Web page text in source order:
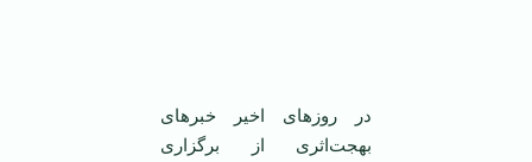
در روزهای اخیر خبرهای
بهجت‌اثری از برگزاری